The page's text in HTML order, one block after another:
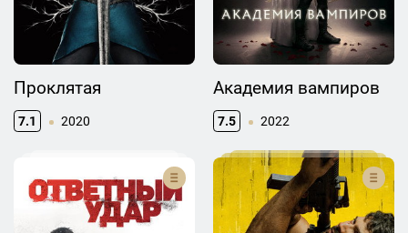
Проклятая
7.1 2020
Академия вампиров
7.5 2022